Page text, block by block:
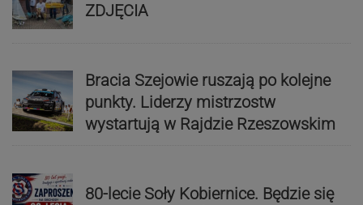
ZDJĘCIA
Bracia Szejowie ruszają po kolejne
punkty. Liderzy mistrzostw
wystartują w Rajdzie Rzeszowskim
80-lecie Soły Kobiernice. Będzie się